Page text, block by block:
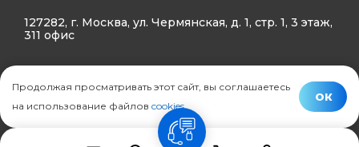
127282, г. Москва, ул. Чермянская, д. 1, стр. 1, 3 этаж,
311 офис
Политика конфиденциальности
© Ifreez - продажа и установка климатической техники,
связь
Продолжая просматривать этот сайт, вы соглашаетесь
на использование файлов cookies.
ОК